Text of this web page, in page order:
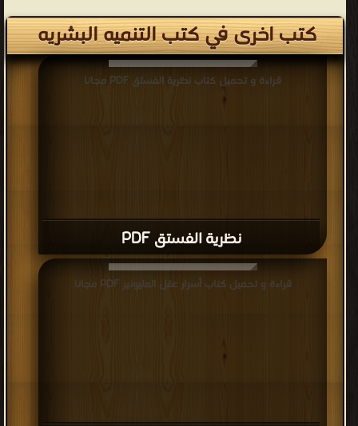
كتب اخرى في كتب التنميه البشريه
نظرية الفستق PDF
قراءة و تحميل كتاب نظرية الفستق PDF مجانا
قراءة و تحميل كتاب أسرار عقل المليونير PDF مجانا